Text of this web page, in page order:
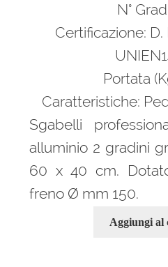
N°
Certificazione:
Portata
Caratteristiche:
Sgabelli
alluminio 2 gradini
60 x 40 cm.
freno Ø mm 150.
Aggiungi al